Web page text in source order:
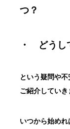
つ？
・ どうし
という疑問や
ご紹介していき
いつから始め